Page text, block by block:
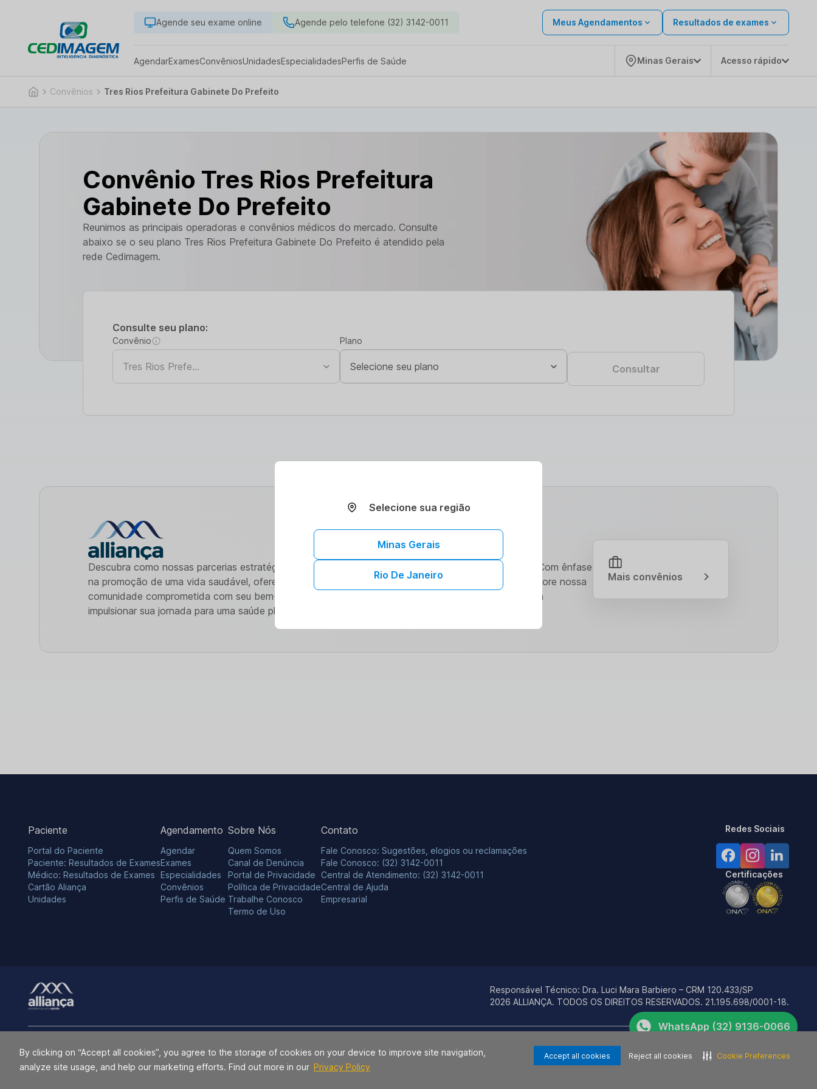
By clicking on “Accept all cookies”, you agree to the storage of cookies on your device to improve site navigation,
analyze site usage, and help our marketing efforts. Find out more in our Privacy Policy
Accept all cookies Reject all cookies Cookie Preferences
Agende seu exame online Agende pelo telefone (32) 3142-0011 Meus Agendamentos Resultados de exames
AgendarExamesConvêniosUnidadesEspecialidadesPerfis de Saúde Minas Gerais Acesso rápido
Convênios Tres Rios Prefeitura Gabinete Do Prefeito
Convênio Tres Rios Prefeitura
Gabinete Do Prefeito
Reunimos as principais operadoras e convênios médicos do mercado. Consulte
abaixo se o seu plano Tres Rios Prefeitura Gabinete Do Prefeito é atendido pela
rede Cedimagem.
Consulte seu plano:
Convênio Plano
Consultar
Descubra como nossas parcerias estratégicas estão revolucionando o acesso a serviços de saúde. Com ênfase
na promoção de uma vida saudável, oferecemos benefícios exclusivos e cuidados de qualidade. Explore nossa
comunidade comprometida com seu bem-estar. Saiba mais sobre como nossas colaborações podem
impulsionar sua jornada para uma saúde plena.
Mais convênios
WhatsApp (32) 9136-0066
Telefone (32) 3142-0011
Paciente
Portal do Paciente
Paciente: Resultados de Exames
Médico: Resultados de Exames
Cartão Aliança
Unidades
Agendamento
Agendar
Exames
Especialidades
Convênios
Perfis de Saúde
Sobre Nós
Quem Somos
Canal de Denúncia
Portal de Privacidade
Política de Privacidade
Trabalhe Conosco
Termo de Uso
Contato
Fale Conosco: Sugestões, elogios ou reclamações
Fale Conosco: (32) 3142-0011
Central de Atendimento: (32) 3142-0011
Central de Ajuda
Empresarial
Redes Sociais
Certificações
Responsável Técnico: Dra. Luci Mara Barbiero – CRM 120.433/SP
2026 ALLIANÇA. TODOS OS DIREITOS RESERVADOS. 21.195.698/0001-18.
O Grupo Alliança e Alliança Saúde não utilizam a marca ALLIANÇA nos estados da Bahia e do Sergipe para identificação de seus produtos e serviços e não são marcas e/ou empresas relacionadas, direta ou
indiretamente, com o Grupo RedeD’Or São Luiz S.A., Hospital Esperança S.A., Hospital Aliança, Centro Médico Aliança e/ou CAP – Centro Aliança De Pediatria.
Selecione sua região
Minas Gerais
Rio De Janeiro